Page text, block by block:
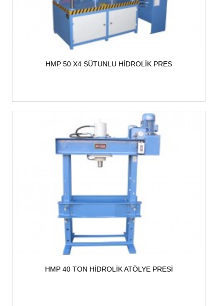
HMP 50 X4 SÜTUNLU HİDROLİK PRES
HMP 40 TON HİDROLİK ATÖLYE PRESİ